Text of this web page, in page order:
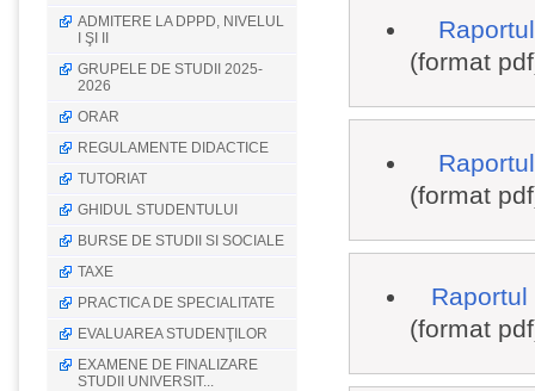
ADMITERE LA DPPD, NIVELUL
I ŞI II
GRUPELE DE STUDII 2025-
2026
ORAR
REGULAMENTE DIDACTICE
TUTORIAT
GHIDUL STUDENTULUI
BURSE DE STUDII SI SOCIALE
TAXE
PRACTICA DE SPECIALITATE
EVALUAREA STUDENŢILOR
EXAMENE DE FINALIZARE
STUDII UNIVERSIT...
(format
(format
(format